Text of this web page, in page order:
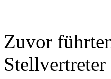
Zuvor
Stellvertreter